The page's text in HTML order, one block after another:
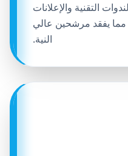
التقنية والإعلانات
مما يفقد مرشحين عالي
النية.